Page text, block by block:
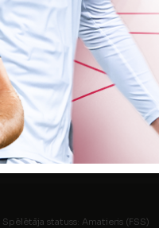
Spēlētāja statuss: Amatieris
Spēlētāja statuss: Amatieris
Spēlētāja statuss: Amatieris
Spēlētāja statuss: Amatieris (FSS)